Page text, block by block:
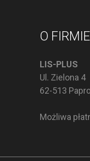
O FIRMIE
LIS-PLUS
Ul. Zielona 4
62-513
Możliwa